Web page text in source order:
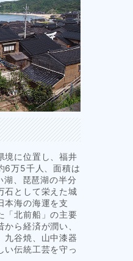
境に位置し、福井
6万5千人、面積は
、琵琶湖の半分
石として栄えた城
本海の海運を支
「北前船」の主要
ら経済が潤い、
九谷焼、山中漆器
い伝統工芸を守っ